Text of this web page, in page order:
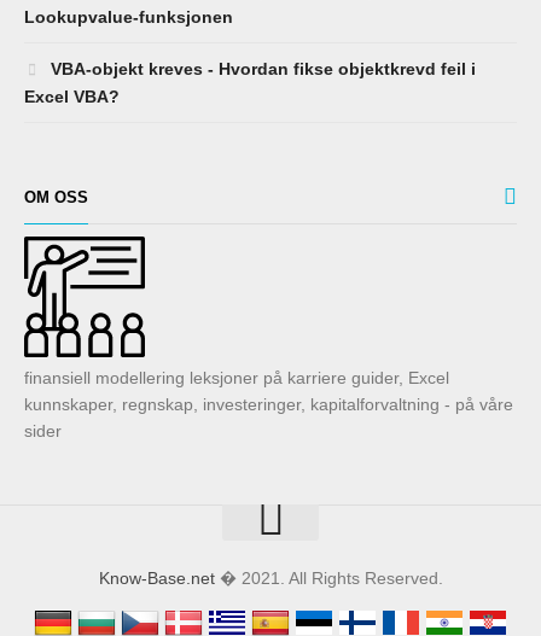
Lookupvalue-funksjonen
VBA-objekt kreves - Hvordan fikse objektkrevd feil i
Excel VBA?
OM OSS
finansiell modellering leksjoner på karriere guider, Excel
kunnskaper, regnskap, investeringer, kapitalforvaltning - på våre
sider
Know-Base.net� 2021. All Rights Reserved.